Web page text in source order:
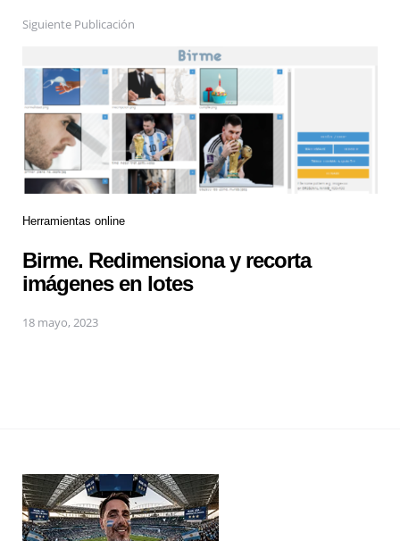
Siguiente Publicación
Herramientas online
Birme. Redimensiona y recorta
imágenes en lotes
18 mayo, 2023